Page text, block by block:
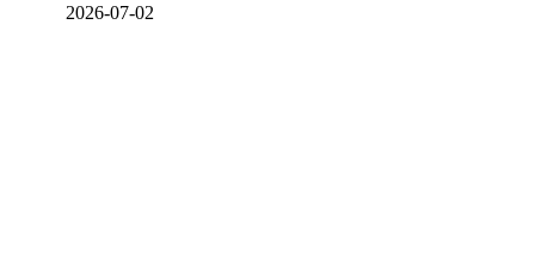
2026-07-02